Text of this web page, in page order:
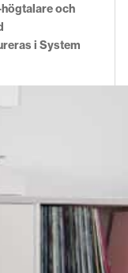
och
i System